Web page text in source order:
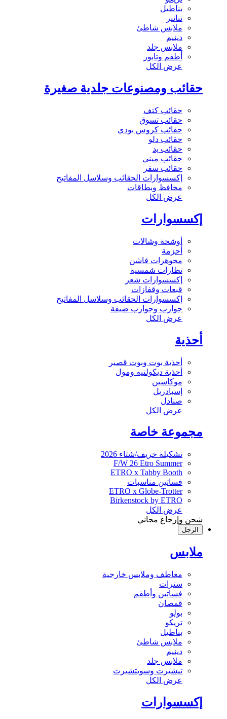
بناطيل
تنانير
ملابس شاطئ
دينيم
ملابس جلد
أطقم وتايور
عرض الكل
حقائب ومصنوعات جلدية صغيرة
حقائب كتف
حقائب تسوق
حقائب كروس بودي
حقائب دلو
حقائب يد
حقائب ميني
حقائب سفر
إكسسوارات الحقائب وسلاسل المفاتيح
محافظ وبطاقات
عرض الكل
إكسسوارات
أوشحة وشالات
أحزمة
مجوهرات فاشن
نظارات شمسية
إكسسوارات شعر
قبعات وقفازات
إكسسوارات الحقائب وسلاسل المفاتيح
جوارب وجوارب ضيقة
عرض الكل
أحذية
أحذية بوت وبوت قصير
أحذية ديكولتيه ومول
موكاسين
إسبادريل
صنادل
عرض الكل
مجموعة خاصة
تشكيلة خريف/شتاء 2026
F/W 26 Etro Summer
ETRO x Tabby Booth
فساتين مناسبات
ETRO x Globe-Trotter
Birkenstock by ETRO
عرض الكل
شحن وإرجاع مجاني
الرجل
ملابس
معاطف وملابس خارجية
سترات
فساتين وأطقم
قمصان
بولو
تريكو
بناطيل
ملابس شاطئ
دينيم
ملابس جلد
تيشيرت وسويتشيرت
عرض الكل
إكسسوارات